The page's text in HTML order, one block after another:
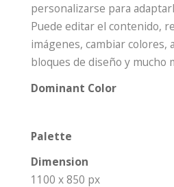
personalizarse para
Puede editar el contenido,
imágenes, cambiar colores,
bloques de diseño y mucho
Dominant Color
Palette
Dimension
1100 x 850 px